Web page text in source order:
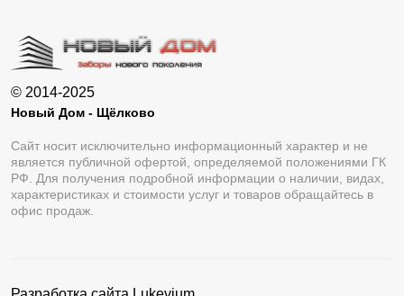
© 2014-2025
Новый Дом - Щёлково
Сайт носит исключительно информационный характер и не
является публичной офертой, определяемой положениями ГК
РФ. Для получения подробной информации о наличии, видах,
характеристиках и стоимости услуг и товаров обращайтесь в
офис продаж.